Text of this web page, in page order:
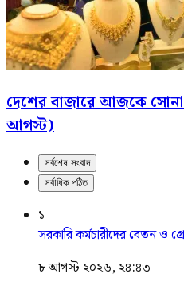
দেশের বাজারে আজকে
আগস্ট)
সর্বশেষ সংবাদ
সর্বাধিক পঠিত
১
সরকারি কর্মচারীদের বেতন ও
৮ আগস্ট ২০২৬, ২৪:৪৩